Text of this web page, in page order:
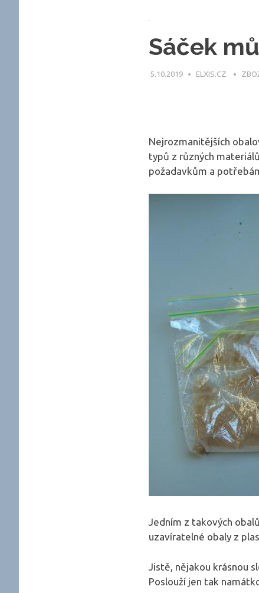
Sáček
5.10.2019 ELXIS.CZ
Nejrozmanitějších
typů z různých
požadavkům a
Jedním z takových
uzavíratelné obaly z
Jistě, nějakou krásnou
Poslouží jen tak